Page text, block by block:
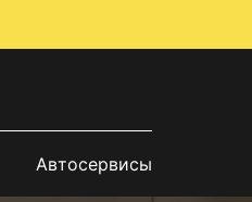
Автосервисы